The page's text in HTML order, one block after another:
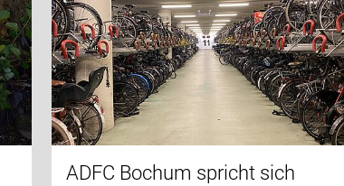
ADFC Bochum spricht sich